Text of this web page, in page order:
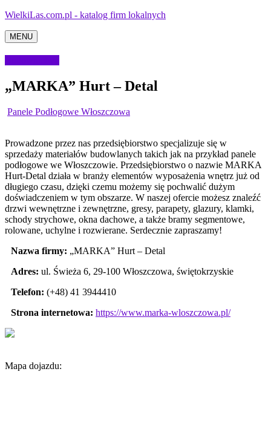
WielkiLas.com.pl - katalog firm lokalnych
MENU
„MARKA” Hurt – Detal
Panele Podłogowe Włoszczowa
Prowadzone przez nas przedsiębiorstwo specjalizuje się w
sprzedaży materiałów budowlanych takich jak na przykład panele
podłogowe we Włoszczowie. Przedsiębiorstwo o nazwie MARKA
Hurt-Detal działa w branży elementów wyposażenia wnętrz już od
długiego czasu, dzięki czemu możemy się pochwalić dużym
doświadczeniem w tym obszarze. W naszej ofercie możesz znaleźć
drzwi wewnętrzne i zewnętrzne, gresy, parapety, glazury, klamki,
schody strychowe, okna dachowe, a także bramy segmentowe,
rolowane, uchylne i rozwierane. Serdecznie zapraszamy!
Nazwa firmy: „MARKA” Hurt – Detal
Adres: ul. Świeża 6, 29-100 Włoszczowa, świętokrzyskie
Telefon: (+48) 41 3944410
Strona internetowa: https://www.marka-wloszczowa.pl/
Mapa dojazdu: